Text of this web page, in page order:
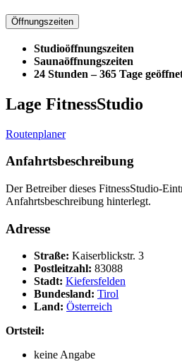
Öffnungszeiten
Studioöffnungszeiten
Saunaöffnungszeiten
24 Stunden – 365 Tage
Lage FitnessStudio
Routenplaner
Anfahrtsbeschreibung
Der Betreiber dieses FitnessStudio-
Anfahrtsbeschreibung hinterlegt.
Adresse
Straße: Kaiserblickstr. 3
Postleitzahl: 83088
Stadt: Kiefersfelden
Bundesland: Tirol
Land: Österreich
Ortsteil:
keine Angabe